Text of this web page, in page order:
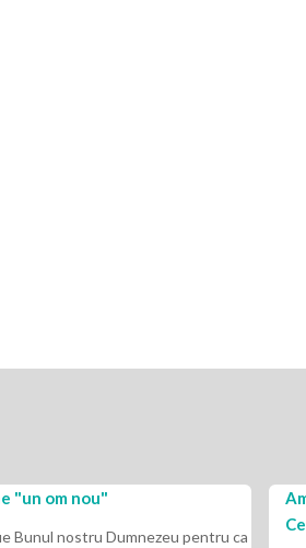
"un om nou"
Bunul nostru Dumnezeu pentru ca